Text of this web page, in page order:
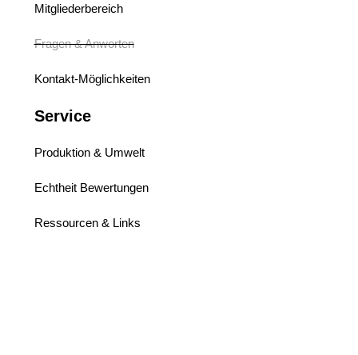
Mitgliederbereich
Fragen & Anworten
Kontakt-Möglichkeiten
Service
Produktion & Umwelt
Echtheit Bewertungen
Ressourcen & Links